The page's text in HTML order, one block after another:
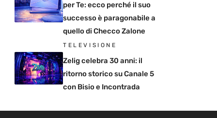
per Te: ecco perché il suo
successo è paragonabile a
quello di Checco Zalone
TELEVISIONE
Zelig celebra 30 anni: il
ritorno storico su Canale 5
con Bisio e Incontrada